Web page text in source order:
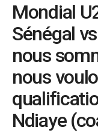
Mondial
Sénégal
nous
nous
Ndiaye